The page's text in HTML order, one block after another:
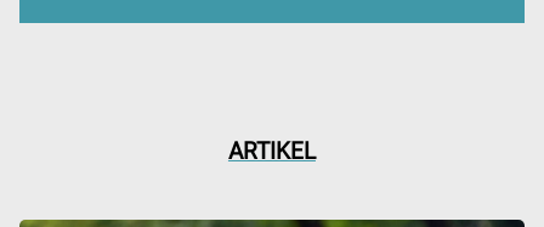
ARTIKEL